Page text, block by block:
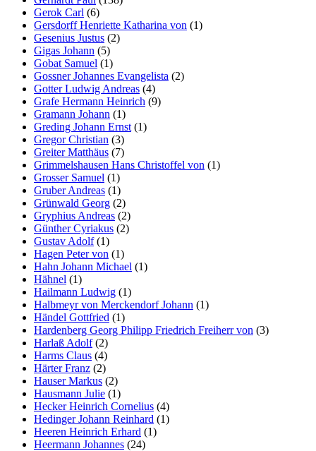
Gerok Carl (6)
Gersdorff Henriette Katharina von (1)
Gesenius Justus (2)
Gigas Johann (5)
Gobat Samuel (1)
Gossner Johannes Evangelista (2)
Gotter Ludwig Andreas (4)
Grafe Hermann Heinrich (9)
Gramann Johann (1)
Greding Johann Ernst (1)
Gregor Christian (3)
Greiter Matthäus (7)
Grimmelshausen Hans Christoffel von (1)
Grosser Samuel (1)
Gruber Andreas (1)
Grünwald Georg (2)
Gryphius Andreas (2)
Günther Cyriakus (2)
Gustav Adolf(1)
Hagen Peter von (1)
Hahn Johann Michael (1)
Hähnel (1)
Hailmann Ludwig (1)
Halbmeyr von Merckendorf Johann (1)
Händel Gottfried (1)
Hardenberg Georg Philipp Friedrich Freiherr von (3)
Harlaß Adolf(2)
Harms Claus (4)
Härter Franz (2)
Hauser Markus (2)
Hausmann Julie (1)
Hecker Heinrich Cornelius (4)
Hedinger Johann Reinhard (1)
Heeren Heinrich Erhard (1)
Heermann Johannes (24)